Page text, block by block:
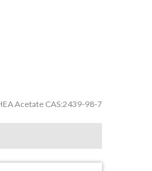
Acetate CAS:2439-98-7